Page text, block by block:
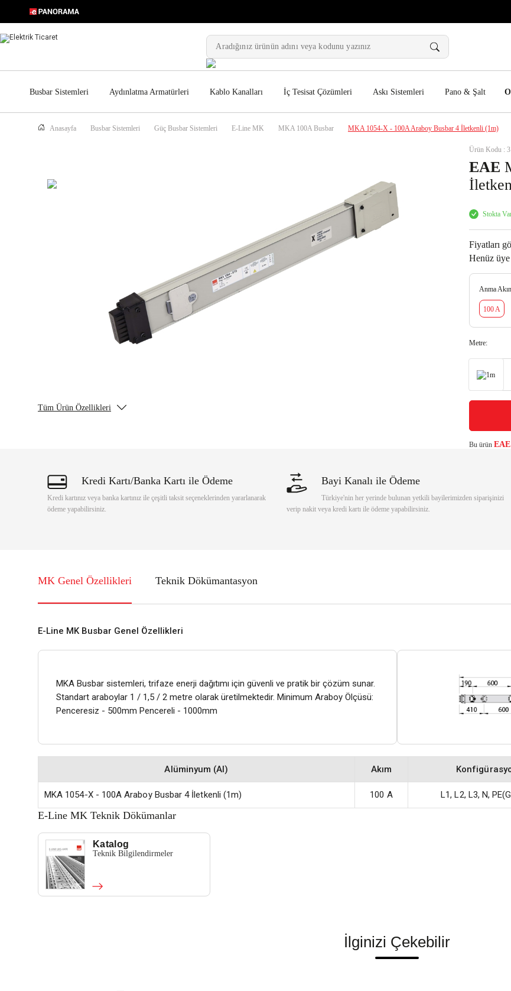
Busbar Sistemleri Aydınlatma Armatürleri Kablo Kanalları İç Tesisat Çözümleri Askı Sistemleri Pano & Şalt
Anasayfa Busbar Sistemleri Güç Busbar Sistemleri E-Line MK MKA 100A Busbar MKA 1054-X - 100A Araboy Busbar 4 İletkenli (1m)
Tüm Ürün Özellikleri
Ürün Kodu :
EAE
Stokta
Fiyatları
Henüz
Anma
100 A
Metre:
1m
Bu ürün EAE
Kredi Kartı/Banka Kartı ile Ödeme
Kredi kartınız veya banka kartınız ile çeşitli taksit seçeneklerinden yararlanarak
ödeme yapabilirsiniz.
Bayi Kanalı ile Ödeme
Türkiye'nin her yerinde bulunan yetkili bayilerimizden siparişinizi
verip nakit veya kredi kartı ile ödeme yapabilirsiniz.
MK Genel Özellikleri Teknik Dökümantasyon
E-Line MK Busbar Genel Özellikleri
MKA Busbar sistemleri, trifaze enerji dağıtımı için güvenli ve pratik bir çözüm sunar.
Standart araboylar 1 / 1,5 / 2 metre olarak üretilmektedir. Minimum Araboy Ölçüsü:
Penceresiz - 500mm Pencereli - 1000mm
Alüminyum (Al) Akım
MKA 1054-X - 100A Araboy Busbar 4 İletkenli (1m) 100 A L1, L2, L3, N,
E-Line MK Teknik Dökümanlar
Katalog
Teknik Bilgilendirmeler
İlginizi Çekebilir